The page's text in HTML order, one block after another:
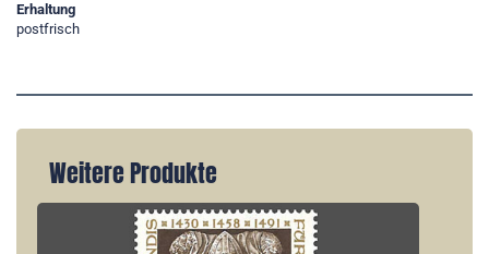
Erhaltung
postfrisch
Weitere Produkte